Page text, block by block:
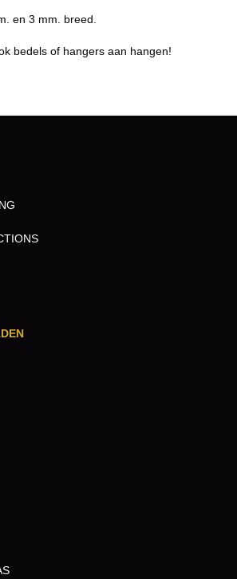
en 3 mm. breed.
bedels of hangers aan hangen!